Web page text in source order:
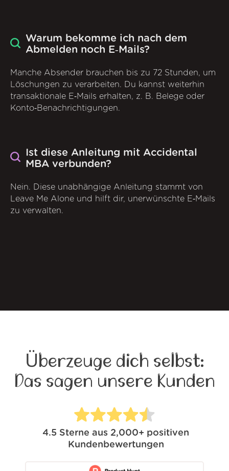
Warum bekomme ich nach dem
Abmelden noch E‑Mails?
Manche Absender brauchen bis zu 72 Stunden, um
Löschungen zu verarbeiten. Du kannst weiterhin
transaktionale E‑Mails erhalten, z. B. Belege oder
Konto‑Benachrichtigungen.
Ist diese Anleitung mit Accidental
MBA verbunden?
Nein. Diese unabhängige Anleitung stammt von
Leave Me Alone und hilft dir, unerwünschte E‑Mails
zu verwalten.
Überzeuge dich selbst:
Das sagen unsere Kunden
4.5 Sterne aus 2,000+ positiven
Kundenbewertungen